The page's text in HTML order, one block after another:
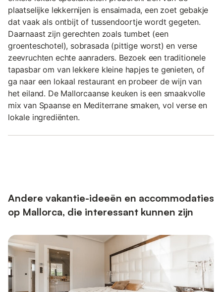
plaatselijke lekkernijen is ensaimada, een zoet gebakje
dat vaak als ontbijt of tussendoortje wordt gegeten.
Daarnaast zijn gerechten zoals tumbet (een
groenteschotel), sobrasada (pittige worst) en verse
zeevruchten echte aanraders. Bezoek een traditionele
tapasbar om van lekkere kleine hapjes te genieten, of
ga naar een lokaal restaurant en probeer de wijn van
het eiland. De Mallorcaanse keuken is een smaakvolle
mix van Spaanse en Mediterrane smaken, vol verse en
lokale ingrediënten.
Andere vakantie-ideeën en accommodaties
op Mallorca, die interessant kunnen zijn